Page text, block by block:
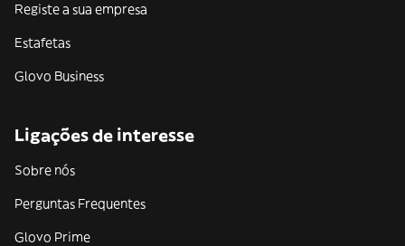
Registe a sua empresa
Estafetas
Glovo Business
Ligações de interesse
Sobre nós
Perguntas Frequentes
Glovo Prime